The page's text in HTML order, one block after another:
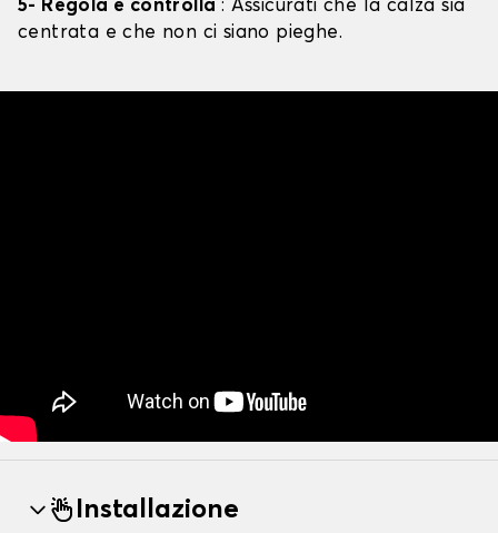
5- Regola e controlla : Assicurati che la calza sia
centrata e che non ci siano pieghe.
Installazione